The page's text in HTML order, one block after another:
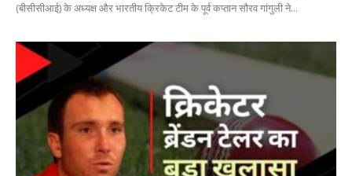
(बीसीसीआई) के अध्यक्ष और भारतीय क्रिकेट टीम के पूर्व कप्तान सौरव गांगुली ने...